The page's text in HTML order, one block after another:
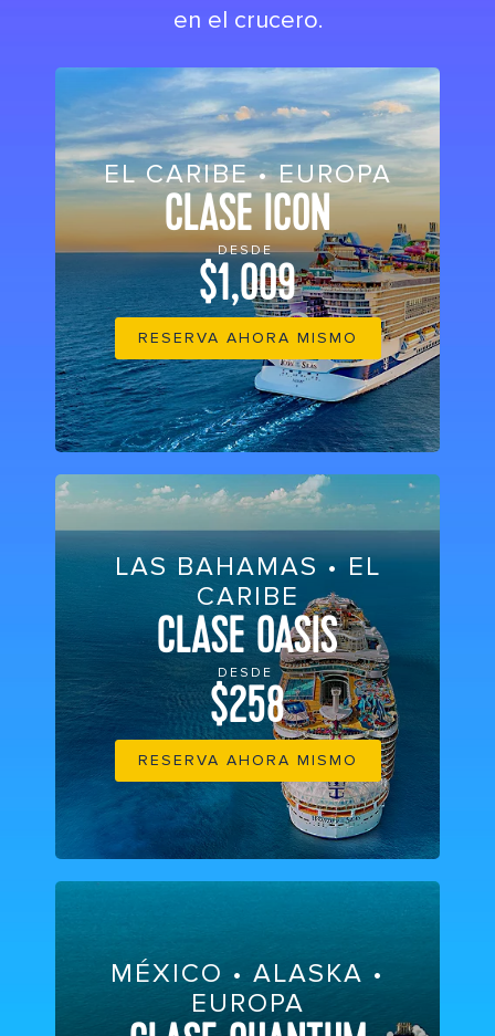
en el crucero.
EL CARIBE • EUROPA
CLASE ICON
DESDE
$1,009
RESERVA AHORA MISMO
LAS BAHAMAS • EL
CARIBE
CLASE OASIS
DESDE
$258
RESERVA AHORA MISMO
MÉXICO • ALASKA •
EUROPA